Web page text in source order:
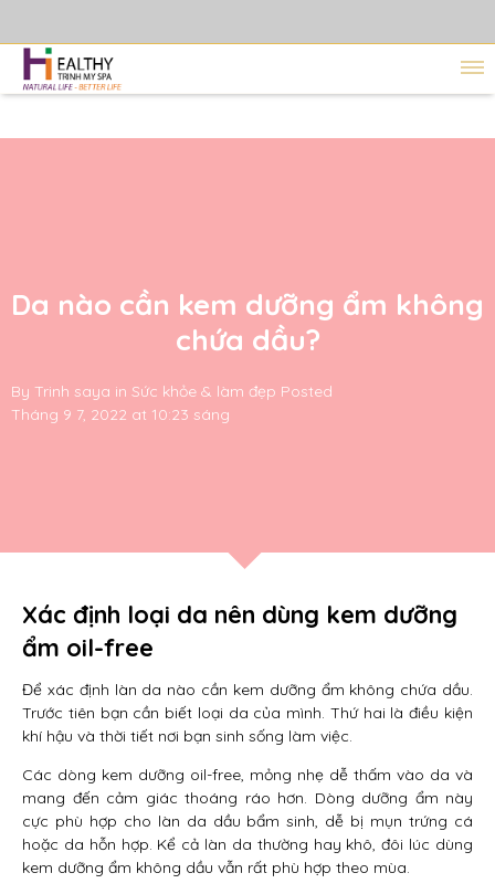
Da nào cần kem dưỡng ẩm không
chứa dầu?
By Trinh saya in Sức khỏe & làm đẹp Posted
Tháng 9 7, 2022 at 10:23 sáng
Xác định loại da nên dùng kem dưỡng
ẩm oil-free
Để xác định làn da nào cần kem dưỡng ẩm không chứa dầu.
Trước tiên bạn cần biết loại da của mình. Thứ hai là điều kiện
khí hậu và thời tiết nơi bạn sinh sống làm việc.
Các dòng kem dưỡng oil-free, mỏng nhẹ dễ thấm vào da và
mang đến cảm giác thoáng ráo hơn. Dòng dưỡng ẩm này
cực phù hợp cho làn da dầu bẩm sinh, dễ bị mụn trứng cá
hoặc da hỗn hợp. Kể cả làn da thường hay khô, đôi lúc dùng
kem dưỡng ẩm không dầu vẫn rất phù hợp theo mùa.